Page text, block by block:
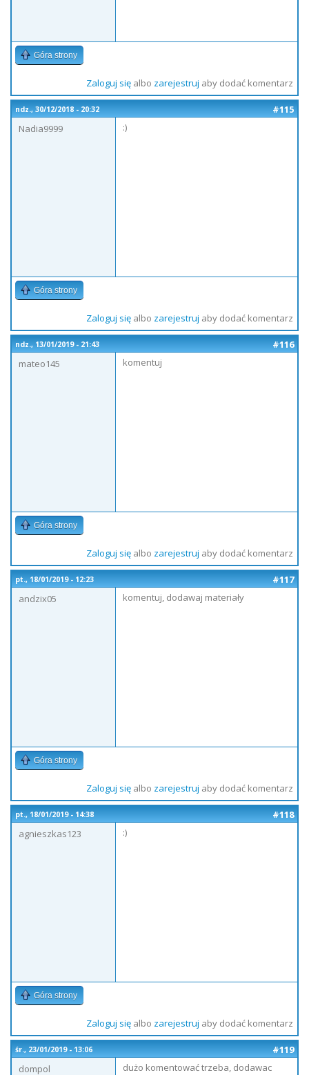
Góra strony
Zaloguj sięalbo zarejestruj aby dodać komentarz
ndz., 30/12/2018 - 20:32
#115
Nadia9999
:)
Góra strony
Zaloguj sięalbo zarejestruj aby dodać komentarz
ndz., 13/01/2019 - 21:43
#116
mateo145
komentuj
Góra strony
Zaloguj sięalbo zarejestruj aby dodać komentarz
pt., 18/01/2019 - 12:23
#117
andzix05
komentuj, dodawaj materiały
Góra strony
Zaloguj sięalbo zarejestruj aby dodać komentarz
pt., 18/01/2019 - 14:38
#118
agnieszkas123
:)
Góra strony
Zaloguj sięalbo zarejestruj aby dodać komentarz
śr., 23/01/2019 - 13:06
#119
dompol
dużo komentować trzeba, dodawac